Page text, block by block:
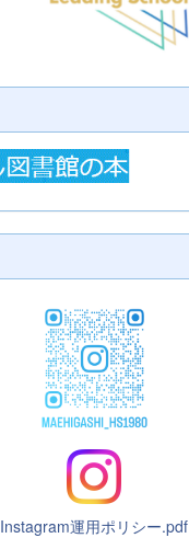
Instagram運用ポリシー.pdf